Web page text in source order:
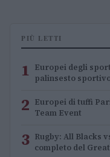
PIÙ LETTI
1 Europei degli
palinsesto
2 Europei di tuffi
Team Event
3 Rugby: All Blacks
completo del